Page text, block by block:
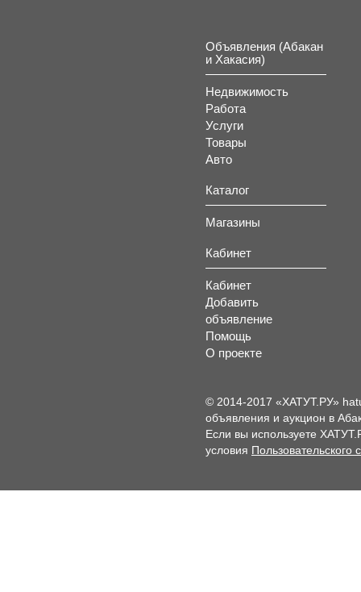
Объявления (Абакан
и Хакасия)
Недвижимость
Работа
Услуги
Товары
Авто
Каталог
Магазины
Кабинет
Кабинет
Добавить
объявление
Помощь
О проекте
© 2014-2017 «ХАТУТ.РУ»
объявления и аукцион в
Если вы используете
условия Пользовательского